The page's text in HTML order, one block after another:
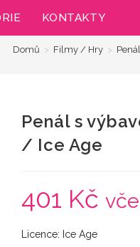
KONTAKTY
Domů > Filmy / Hry >
Penál s
/ Ice Age
401 Kč
Licence: Ice Age